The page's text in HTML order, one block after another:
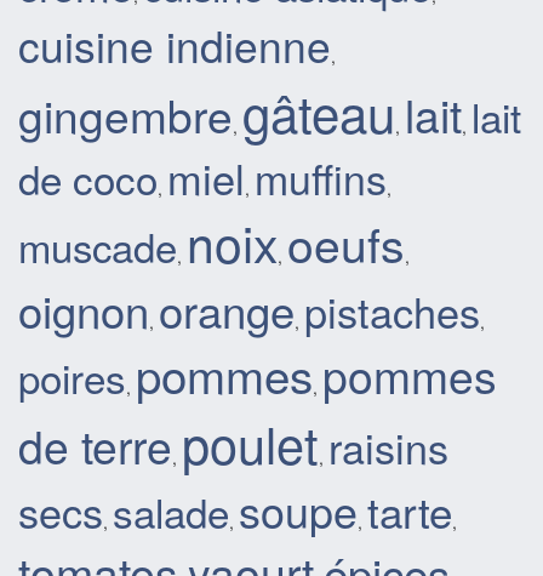
cuisine indienne,
gingembre, gâteau, lait, lait
de coco, miel, muffins,
muscade, noix, oeufs,
oignon, orange, pistaches,
poires, pommes, pommes
de terre, poulet, raisins
secs, salade, soupe, tarte,